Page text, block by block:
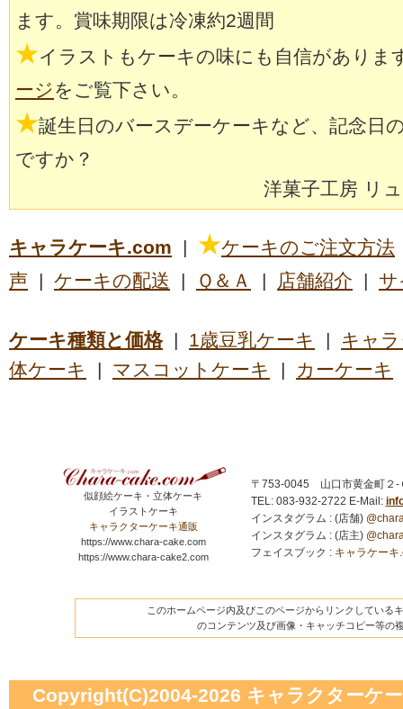
ます。賞味期限は冷凍約2週間
★イラストもケーキの味にも自信がありま
ージをご覧下さい。
★誕生日のバースデーケーキなど、記念日
ですか？
洋菓子工房 リ
キャラケーキ.com | ★ケーキのご注文方法
声 | ケーキの配送 | Ｑ＆Ａ | 店舗紹介 | サ
ケーキ種類と価格| 1歳豆乳ケーキ | キャ
体ケーキ
| マスコットケーキ | カーケーキ
似顔絵ケーキ・立体ケーキ
イラストケーキ
キャラクターケーキ通販
https://www.chara-cake.com
https://www.chara-cake2.com
〒753-0045 山口市黄金町
TEL: 083-932-2722 E-Mail:
インスタグラム : (店舗)
インスタグラム : (店主)
フェイスブック : キャラケー
このホームページ内及びこのページからリンクしている
のコンテンツ及び画像・キャッチコピー等の
Copyright(C)2004-2026 キャラクターケ